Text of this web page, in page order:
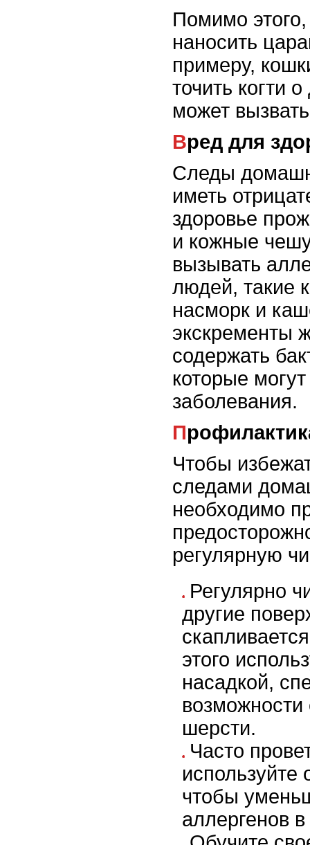
Помимо этого,
наносить
примеру,
точить когти
может
Вред для
Следы
иметь
здоровье
и кожные
вызывать
людей, такие
насморк и
экскременты
содержать
которые
заболевания.
Чтобы
следами
необходимо
регулярную
Регулярно
другие
этого
насадкой,
шерсти.
Часто
используйте
чтобы
аллергенов